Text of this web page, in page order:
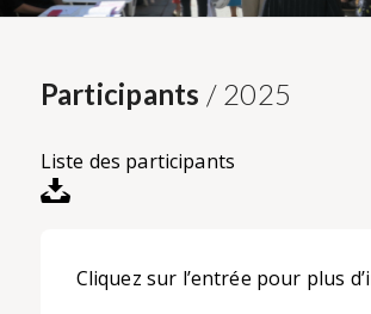
Participants / 2025
Liste des participants
Cliquez sur l’entrée pour plus